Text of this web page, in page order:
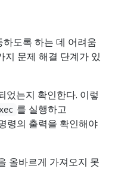
도록 하는 데 어려움
지 문제 해결 단계가 있
었는지 확인한다. 이렇
를 실행하고
령의 출력을 확인해야
올바르게 가져오지 못